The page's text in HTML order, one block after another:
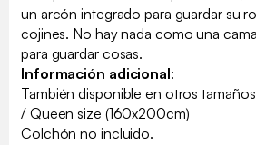
un arcón integrado para guardar su
cojines. No hay nada como una
para guardar cosas.
Información adicional:
También disponible en otros
/ Queen size (160x200cm)
Colchón no incluido.